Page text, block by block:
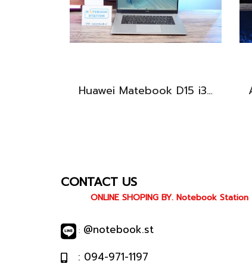
Huawei Matebook D15 i3-10110U Ram8 256GB M.2 จอ15.6นิ้ว FHD IPS 60hz สเปคทำงานทั่วไป หน้าจอใหญ่ ดีไซน์เครื่องบางเบา เครื่องพร้อมใช้งาน ขายถูกเพียง 6,990.-เท่านั้น
CONTACT US
ONLINE SHOPING BY. Notebook Station
: @notebook.st
: 094-971-1197